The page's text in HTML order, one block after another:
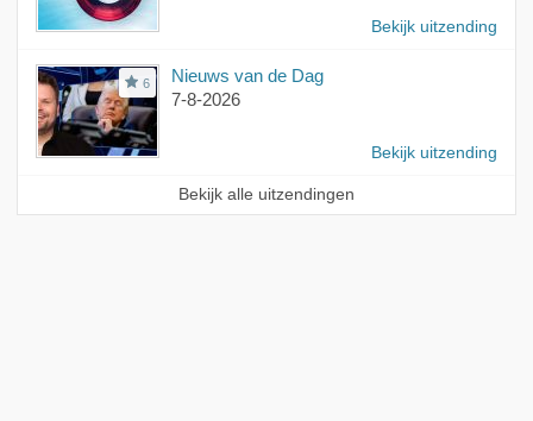
Bekijk uitzending
6
Nieuws van de Dag
7-8-2026
Bekijk uitzending
Bekijk alle uitzendingen